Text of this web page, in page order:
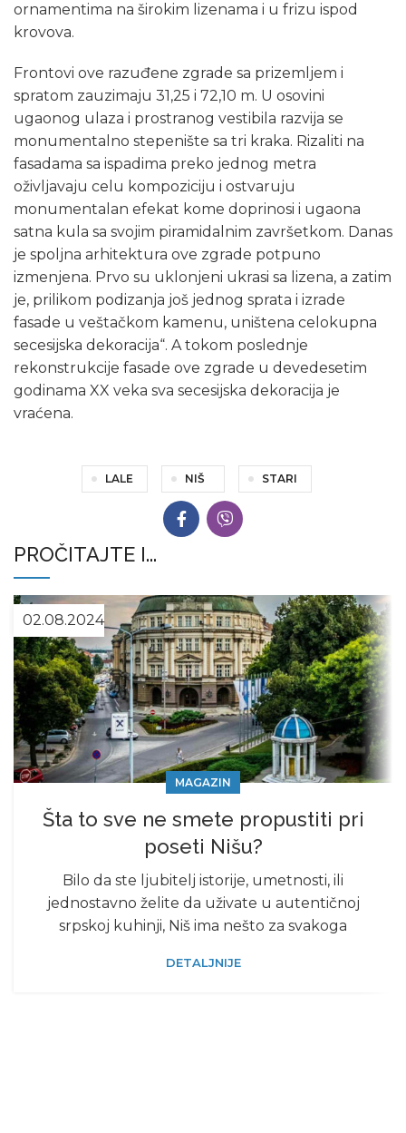
ornamentima na širokim lizenama i u frizu ispod
krovova.
Frontovi ove razuđene zgrade sa prizemljem i
spratom zauzimaju 31,25 i 72,10 m. U osovini
ugaonog ulaza i prostranog vestibila razvija se
monumentalno stepenište sa tri kraka. Rizaliti na
fasadama sa ispadima preko jednog metra
oživljavaju celu kompoziciju i ostvaruju
monumentalan efekat kome doprinosi i ugaona
satna kula sa svojim piramidalnim završetkom. Danas
je spoljna arhitektura ove zgrade potpuno
izmenjena. Prvo su uklonjeni ukrasi sa lizena, a zatim
je, prilikom podizanja još jednog sprata i izrade
fasade u veštačkom kamenu, uništena celokupna
secesijska dekoracija“. A tokom poslednje
rekonstrukcije fasade ove zgrade u devedesetim
godinama XX veka sva secesijska dekoracija je
vraćena.
LALE NIŠ STARI
PROČITAJTE I...
02.08.2024
MAGAZIN
Šta to sve ne smete propustiti pri
poseti Nišu?
Bilo da ste ljubitelj istorije, umetnosti, ili
jednostavno želite da uživate u autentičnoj
srpskoj kuhinji, Niš ima nešto za svakoga
DETALJNIJE